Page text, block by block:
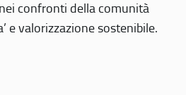
confronti della comunità
e valorizzazione sostenibile.